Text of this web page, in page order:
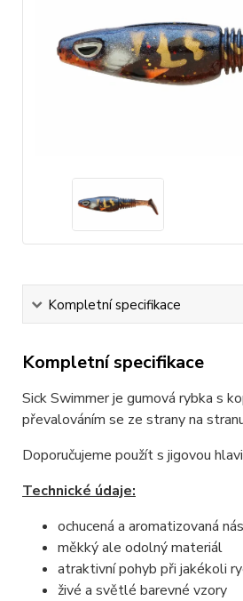
Kompletní specifikace
Kompletní specifikace
Sick Swimmer je gumová rybka s
převalováním se ze strany na
Doporučujeme použít s jigovou
Technické údaje:
ochucená a aromatizovaná
měkký ale odolný materiál
atraktivní pohyb při jakékoli
živé a světlé barevné vzory